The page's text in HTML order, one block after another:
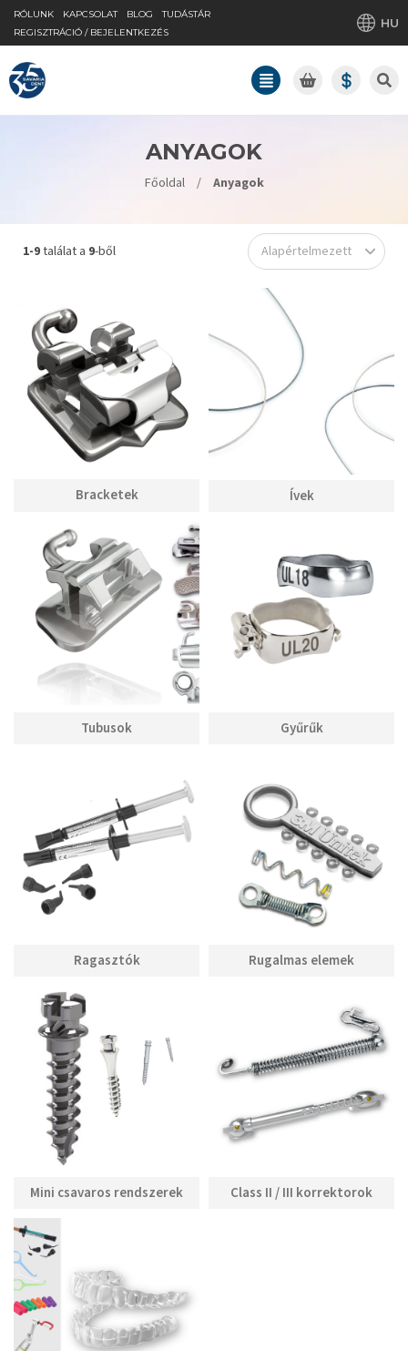
RÓLUNK KAPCSOLAT BLOG
TUDÁSTÁR
REGISZTRÁCIÓ / BEJELENTKEZÉS
HU
ANYAGOK
Főoldal / Anyagok
1-9találat a 9-ből Alapértelmezett
Bracketek Ívek
Tubusok Gyűrűk
Ragasztók Rugalmas elemek
Mini csavaros rendszerek Class II / III korrektorok